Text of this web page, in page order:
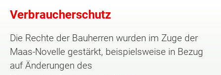
Verbraucherschutz
Die Rechte der Bauherren wurden im Zuge der
Maas-Novelle gestärkt, beispielsweise in Bezug
auf Änderungen des